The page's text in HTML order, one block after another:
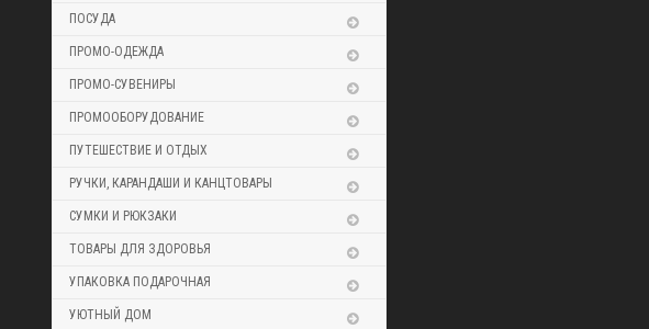
ПОСУДА
ПРОМО-ОДЕЖДА
ПРОМО-СУВЕНИРЫ
ПРОМООБОРУДОВАНИЕ
ПУТЕШЕСТВИЕ И ОТДЫХ
РУЧКИ, КАРАНДАШИ И КАНЦТОВАРЫ
СУМКИ И РЮКЗАКИ
ТОВАРЫ ДЛЯ ЗДОРОВЬЯ
УПАКОВКА ПОДАРОЧНАЯ
УЮТНЫЙ ДОМ